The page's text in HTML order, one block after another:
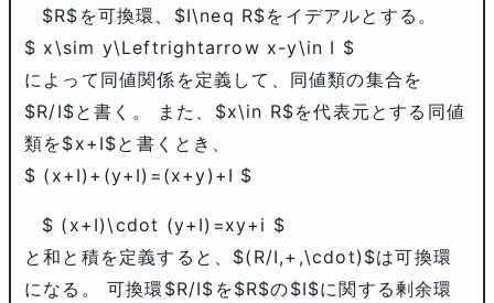
$R$ を可換環、 $I\neq R$をイデアルとする。
$ x\sim y\Leftrightarrow x-y\in I $
によって同値関係を定義して、同値類の集合を
$R/I$と書く。 また、 $x\in R$を代表元とする同値
類を$x+I$と書くとき、
$ (x+I)+(y+I)=(x+y)+I $
$ (x+I)\cdot (y+I)=xy+i $
と和と積を定義すると、 $(R/I,+,\cdot)$は可換環
になる。 可換環 $R/I$ を$R$の$I$に関する剰余環